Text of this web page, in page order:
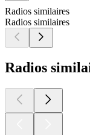
Radios similaires
Radios similaires
Radios